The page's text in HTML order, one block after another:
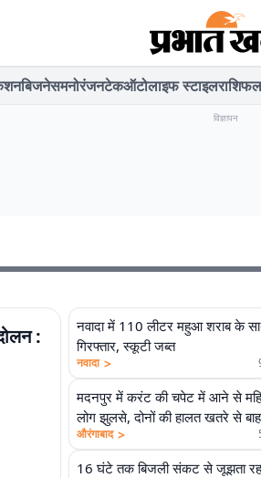
बिजनेसमनोरंजनटेकऑटोलाइफ स्टाइलराशिफल
विज्ञापन
:
नवादा में 110 लीटर महुआ शराब के
गिरफ्तार, स्कूटी जब्त
नवादा >
मदनपुर में करंट की चपेट में आने से
लोग झुलसे, दोनों की हालत खतरे से
औरंगाबाद >
16 घंटे तक बिजली संकट से जूझता